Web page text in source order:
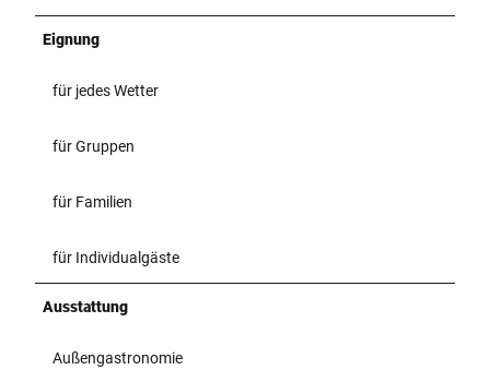
Eignung
für jedes Wetter
für Gruppen
für Familien
für Individualgäste
Ausstattung
Außengastronomie